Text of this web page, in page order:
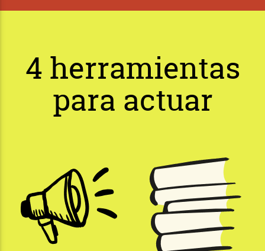
4 herramientas
para actuar